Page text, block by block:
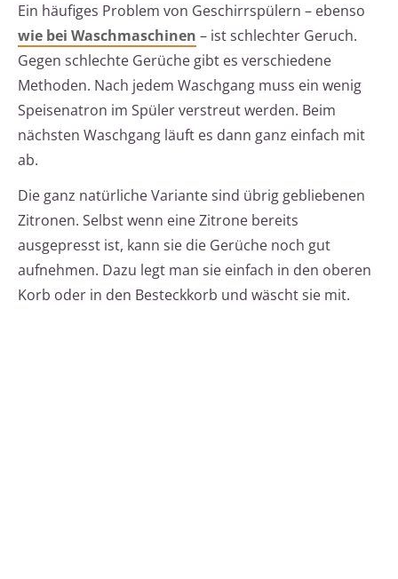
Ein häufiges Problem von Geschirrspülern – ebenso
wie bei Waschmaschinen – ist schlechter Geruch.
Gegen schlechte Gerüche gibt es verschiedene
Methoden. Nach jedem Waschgang muss ein wenig
Speisenatron im Spüler verstreut werden. Beim
nächsten Waschgang läuft es dann ganz einfach mit
ab.
Die ganz natürliche Variante sind übrig gebliebenen
Zitronen. Selbst wenn eine Zitrone bereits
ausgepresst ist, kann sie die Gerüche noch gut
aufnehmen. Dazu legt man sie einfach in den oberen
Korb oder in den Besteckkorb und wäscht sie mit.